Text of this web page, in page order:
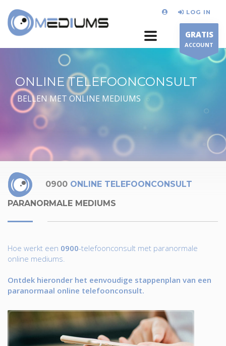
LOG IN
GRATIS
ACCOUNT
ONLINE TELEFOONCONSULT
BELLEN MET ONLINE MEDIUMS
0900 ONLINE TELEFOONCONSULT
PARANORMALE MEDIUMS
Hoe werkt een 0900-telefoonconsult met paranormale
online mediums.
Ontdek hieronder het eenvoudige stappenplan van een
paranormaal online telefoonconsult.